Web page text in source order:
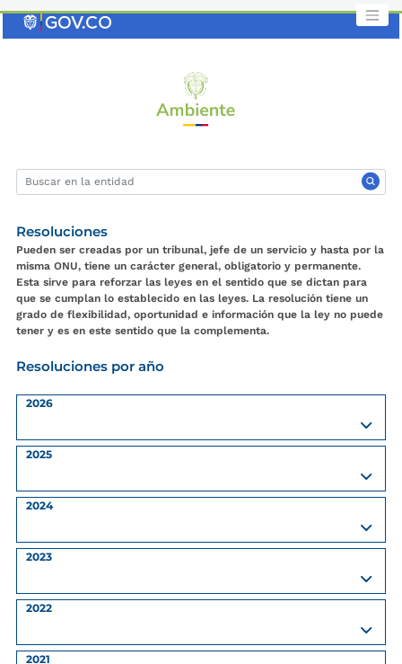
Resoluciones
Pueden ser creadas por un tribunal, jefe de un servicio y hasta por la
misma ONU, tiene un carácter general, obligatorio y permanente.
Esta sirve para reforzar las leyes en el sentido que se dictan para
que se cumplan lo establecido en las leyes. La resolución tiene un
grado de flexibilidad, oportunidad e información que la ley no puede
tener y es en este sentido que la complementa.
Resoluciones por año
2026
2025
2024
2023
2022
2021